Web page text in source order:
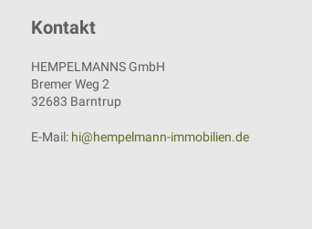
Kontakt
HEMPELMANNS GmbH
Bremer Weg 2
32683 Barntrup
E-Mail: hi@hempelmann-immobilien.de